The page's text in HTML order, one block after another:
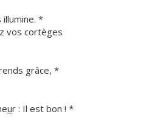
illumine. *
vos cortèges
grâce, *
ur : Il est bon ! *